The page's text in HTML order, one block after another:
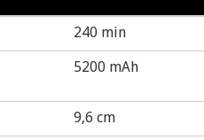
240 min
5200 mAh
9,6 cm